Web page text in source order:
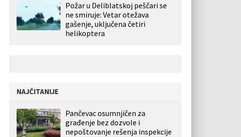
Požar u Deliblatskoj peščari se
ne smiruje: Vetar otežava
gašenje, uključena četiri
helikoptera
NAJČITANIJE
Pančevac osumnjičen za
građenje bez dozvole i
nepoštovanje rešenja inspekcije